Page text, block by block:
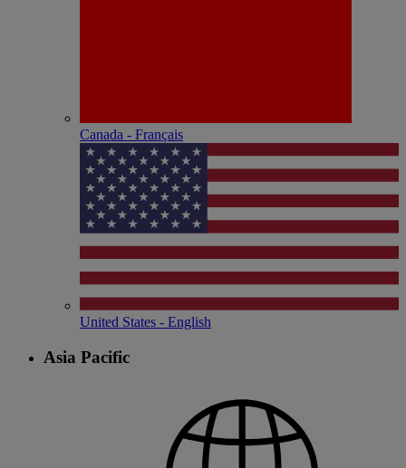
Canada - Français
United States - English
Asia Pacific